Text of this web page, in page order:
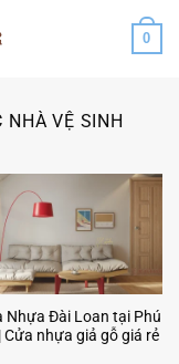
0
NHÀ VỆ SINH
Nhựa Đài Loan tại Phú
Cửa nhựa giả gỗ giá rẻ